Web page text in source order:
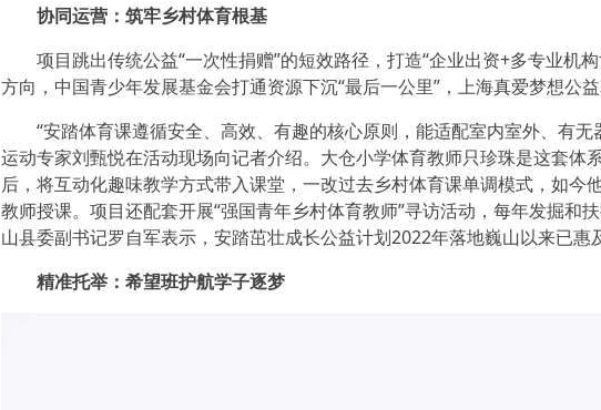
协同运营：筑牢乡村体育根基
项目跳出传统公益“一次性捐赠”的短效路径，打造“企业出资+多专业机
方向，中国青少年发展基金会打通资源下沉“最后一公里”，上海真爱梦想公
“安踏体育课遵循安全、高效、有趣的核心原则，能适配室内室外、有无
运动专家刘甄悦在活动现场向记者介绍。大仓小学体育教师只珍珠是这套体
后，将互动化趣味教学方式带入课堂，一改过去乡村体育课单调模式，如
教师授课。项目还配套开展“强国青年乡村体育教师”寻访活动，每年发掘和
山县委副书记罗自军表示，安踏茁壮成长公益计划2022年落地巍山以来已惠
精准托举：希望班护航学子逐梦